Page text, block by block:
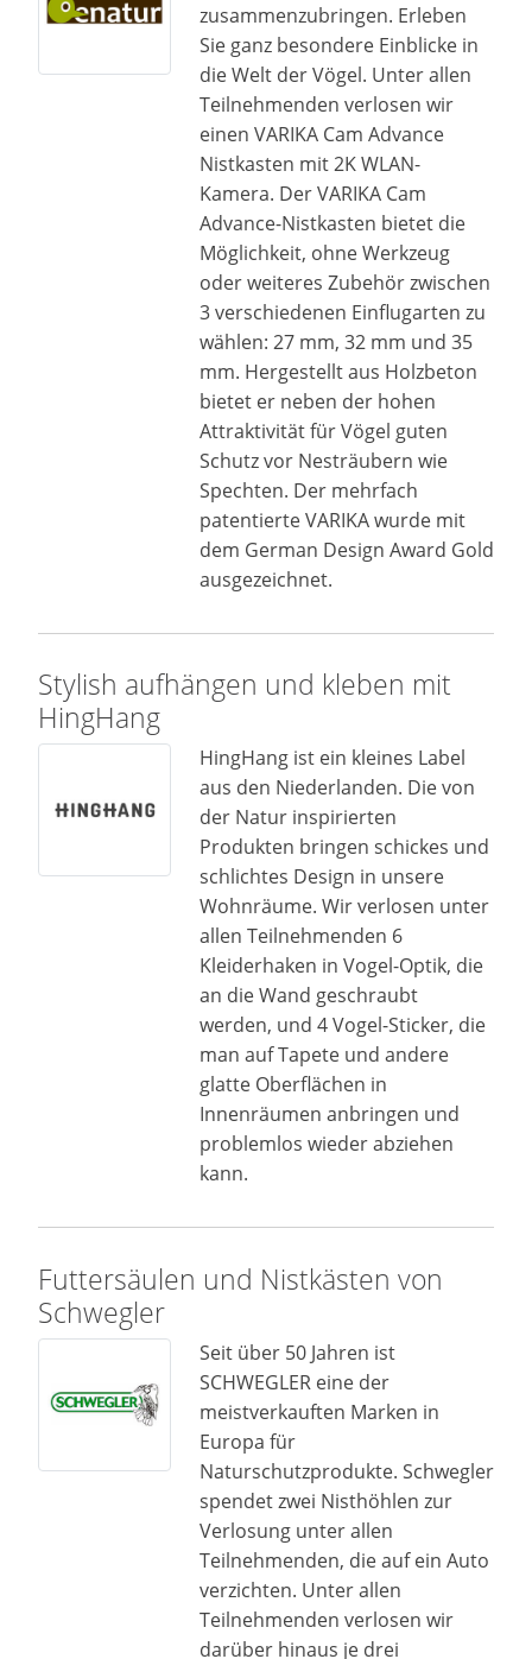
zusammenzubringen. Erleben
Sie ganz besondere Einblicke in
die Welt der Vögel. Unter allen
Teilnehmenden verlosen wir
einen VARIKA Cam Advance
Nistkasten mit 2K WLAN-
Kamera. Der VARIKA Cam
Advance-Nistkasten bietet die
Möglichkeit, ohne Werkzeug
oder weiteres Zubehör zwischen
3 verschiedenen Einflugarten zu
wählen: 27 mm, 32 mm und 35
mm. Hergestellt aus Holzbeton
bietet er neben der hohen
Attraktivität für Vögel guten
Schutz vor Nesträubern wie
Spechten. Der mehrfach
patentierte VARIKA wurde mit
dem German Design Award Gold
ausgezeichnet.
Stylish aufhängen und kleben mit
HingHang
HingHang ist ein kleines Label
aus den Niederlanden. Die von
der Natur inspirierten
Produkten bringen schickes und
schlichtes Design in unsere
Wohnräume. Wir verlosen unter
allen Teilnehmenden 6
Kleiderhaken in Vogel-Optik, die
an die Wand geschraubt
werden, und 4 Vogel-Sticker, die
man auf Tapete und andere
glatte Oberflächen in
Innenräumen anbringen und
problemlos wieder abziehen
kann.
Futtersäulen und Nistkästen von
Schwegler
Seit über 50 Jahren ist
SCHWEGLER eine der
meistverkauften Marken in
Europa für
Naturschutzprodukte. Schwegler
spendet zwei Nisthöhlen zur
Verlosung unter allen
Teilnehmenden, die auf ein Auto
verzichten. Unter allen
Teilnehmenden verlosen wir
darüber hinaus je drei